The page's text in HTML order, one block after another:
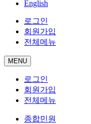
English
로그인
회원가입
전체메뉴
MENU
로그인
회원가입
전체메뉴
종합민원